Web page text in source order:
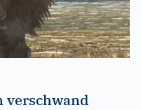
verschwand